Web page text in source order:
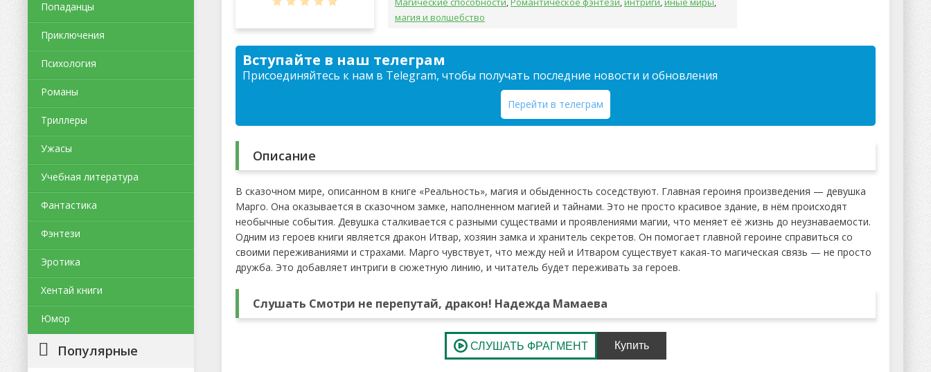
Попаданцы
Приключения
Психология
Романы
Триллеры
Ужасы
Учебная литература
Фантастика
Фэнтези
Эротика
Хентай книги
Юмор
Популярные
магия и волшебство
Вступайте в наш телеграм
Присоединяйтесь к нам в Telegram, чтобы получать последние новости и обновления
Перейти в телеграм
Описание
В сказочном мире, описанном в книге «Реальность», магия и обыденность соседствуют. Главная героиня произведения — девушка
Марго. Она оказывается в сказочном замке, наполненном магией и тайнами. Это не просто красивое здание, в нём происходят
необычные события. Девушка сталкивается с разными существами и проявлениями магии, что меняет её жизнь до неузнаваемости.
Одним из героев книги является дракон Итвар, хозяин замка и хранитель секретов. Он помогает главной героине справиться со
своими переживаниями и страхами. Марго чувствует, что между ней и Итваром существует какая-то магическая связь — не просто
дружба. Это добавляет интриги в сюжетную линию, и читатель будет переживать за героев.
Слушать Смотри не перепутай, дракон! Надежда Мамаева